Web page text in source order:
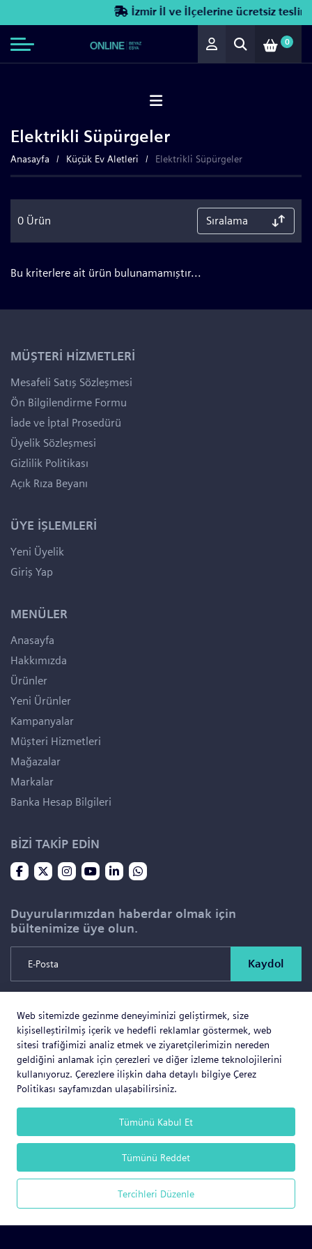
Web sitemizde gezinme deneyiminizi geliştirmek, size
kişiselleştirilmiş içerik ve hedefli reklamlar göstermek, web
sitesi trafiğimizi analiz etmek ve ziyaretçilerimizin nereden
geldiğini anlamak için çerezleri ve diğer izleme teknolojilerini
kullanıyoruz. Çerezlere ilişkin daha detaylı bilgiye Çerez
Politikası sayfamızdan ulaşabilirsiniz.
Tümünü Kabul Et
Tümünü Reddet
Tercihleri Düzenle
İzmir İl ve İlçelerine ücretsiz
0
Elektrikli Süpürgeler
Anasayfa Küçük Ev Aletleri Elektrikli Süpürgeler
0 Ürün
Bu kriterlere ait ürün bulunamamıştır...
MÜŞTERİ HİZMETLERİ
Mesafeli Satış Sözleşmesi
Ön Bilgilendirme Formu
İade ve İptal Prosedürü
Üyelik Sözleşmesi
Gizlilik Politikası
Açık Rıza Beyanı
ÜYE İŞLEMLERİ
Yeni Üyelik
Giriş Yap
MENÜLER
Anasayfa
Hakkımızda
Ürünler
Yeni Ürünler
Kampanyalar
Müşteri Hizmetleri
Mağazalar
Markalar
Banka Hesap Bilgileri
BİZİ TAKİP EDİN
Duyurularımızdan haberdar olmak için
bültenimize üye olun.
Kaydol
Copyright © 2026 SOLD PROJE SATIŞ YÖNETİMİ VE
GAYRİMENKUL İNŞAAT TİCARET LTD.ŞTİ. Tüm Hakları
Saklıdır.
Web Business® e-ticaret sistemleri ile hazırlanmıştır.